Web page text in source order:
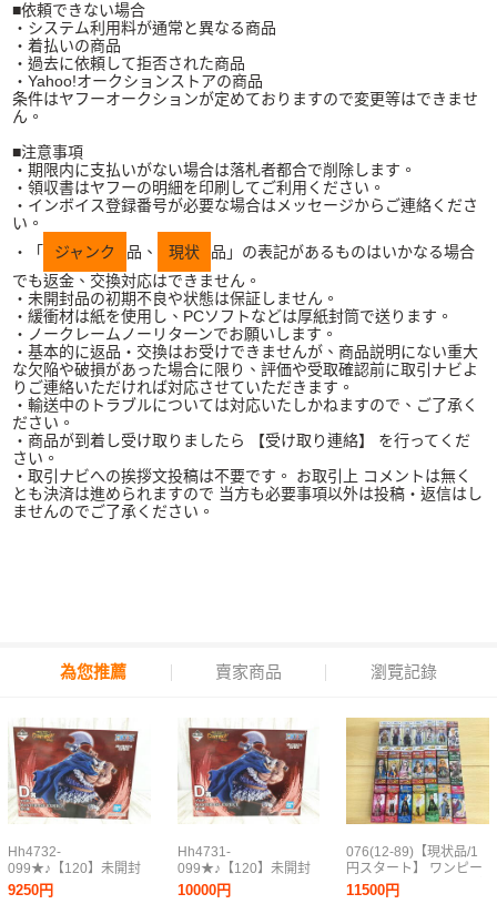
■依頼できない場合
・システム利用料が通常と異なる商品
・着払いの商品
・過去に依頼して拒否された商品
・Yahoo!オークションストアの商品
条件はヤフーオークションが定めておりますので変更等はできませ
ん。
■注意事項
・期限内に支払いがない場合は落札者都合で削除します。
・領収書はヤフーの明細を印刷してご利用ください。
・インボイス登録番号が必要な場合はメッセージからご連絡くださ
い。
・「
ジャンク 品、 現状
品」の表記があるものはいかなる場合
でも返金、交換対応はできません。
・未開封品の初期不良や状態は保証しません。
・緩衝材は紙を使用し、PCソフトなどは厚紙封筒で送ります。
・ノークレームノーリターンでお願いします。
・基本的に返品・交換はお受けできませんが、商品説明にない重大
な欠陥や破損があった場合に限り、評価や受取確認前に取引ナビよ
りご連絡いただければ対応させていただきます。
・輸送中のトラブルについては対応いたしかねますので、ご了承く
ださい。
・商品が到着し受け取りましたら 【受け取り連絡】 を行ってくだ
さい。
・取引ナビへの挨拶文投稿は不要です。 お取引上 コメントは無く
とも決済は進められますので 当方も必要事項以外は投稿・返信はし
ませんのでご了承ください。
為您推薦 賣家商品 瀏覽記錄
Hh4732-
099★♪【120】未開封
一番くじ ワンピース エ
9250円
Hh4731-
099★♪【120】未開封
一番くじ ワンピース エ
10000円
076(12-89)【現状品/1
円スタート】 ワンピー
ス ワールドコレクタブ
11500円